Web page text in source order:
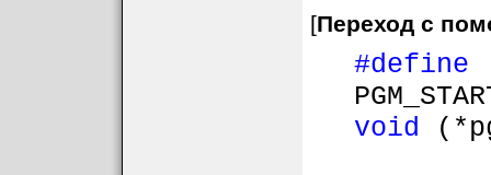
[Переход с
#define
void